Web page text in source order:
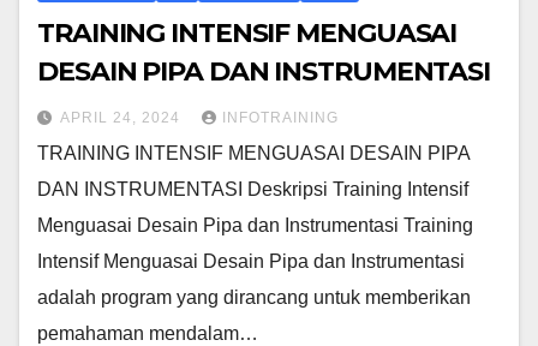
TRAINING INTENSIF MENGUASAI
DESAIN PIPA DAN INSTRUMENTASI
APRIL 24, 2024 INFOTRAINING
TRAINING INTENSIF MENGUASAI DESAIN PIPA
DAN INSTRUMENTASI Deskripsi Training Intensif
Menguasai Desain Pipa dan Instrumentasi Training
Intensif Menguasai Desain Pipa dan Instrumentasi
adalah program yang dirancang untuk memberikan
pemahaman mendalam…